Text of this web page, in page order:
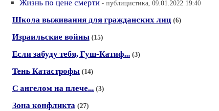
Жизнь по цене смерти - публицистика, 09.01.2022 19:40
Школа выживания для гражданских лиц (6)
Израильские войны (15)
Если забуду тебя, Гуш-Катиф... (3)
Тень Катастрофы (14)
С ангелом на плече... (3)
Зона конфликта (27)